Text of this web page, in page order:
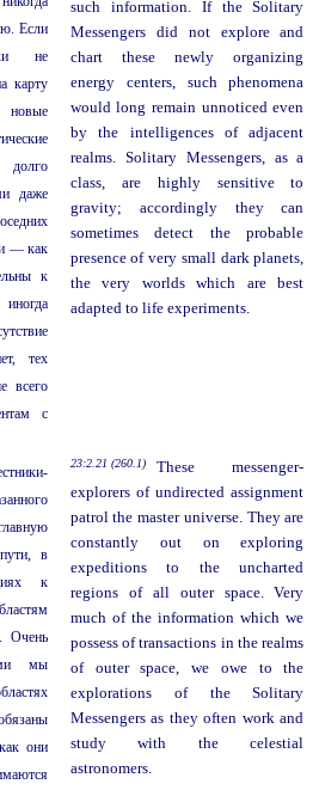
Если
не
карту
даже
— как
к
иногда
тех
всего
с
such information. If the Solitary
Messengers did not explore and
chart these newly organizing
energy centers, such phenomena
would long remain unnoticed even
by the intelligences of adjacent
realms. Solitary Messengers, as a
class, are highly sensitive to
gravity; accordingly they can
sometimes detect the probable
presence of very small dark planets,
the very worlds which are best
adapted to life experiments.
в
к
Очень
мы
они
23:2.21 (260.1)
These messenger-
explorers of undirected assignment
patrol the master universe. They are
constantly out on exploring
expeditions to the uncharted
regions of all outer space. Very
much of the information which we
possess of transactions in the realms
of outer space, we owe to the
explorations of the Solitary
Messengers as they often work and
study with the celestial
astronomers.